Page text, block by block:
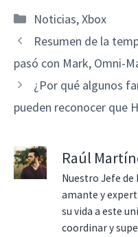
Categorías
Noticias,Xbox
Resumen de la
pasó con Mark, Omni-
¿Por qué algunos
pueden reconocer que
Raúl
Nuestro Jefe de
amante y
su vida a este
coordinar y